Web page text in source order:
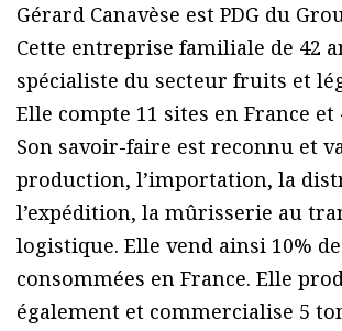
Gérard Canavèse est PDG du
Cette entreprise familiale de 42
spécialiste du secteur fruits et
Elle compte 11 sites en France
Son savoir-faire est reconnu et
production, l’importation, la
l’expédition, la mûrisserie au
logistique. Elle vend ainsi 10%
consommées en France. Elle
également et commercialise 5